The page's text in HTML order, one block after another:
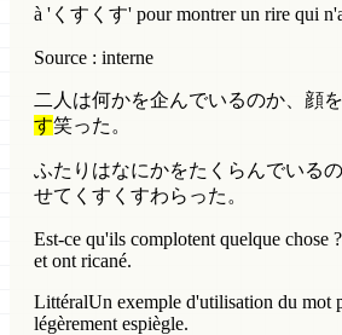
à 'くすくす' pour montrer un rire qui
Source : interne
二人は何かを企んでいるのか、顔
す笑った。
ふたりはなにかをたくらんでいる
せてくすくすわらった。
Est-ce qu'ils complotent quelque chose
et ont ricané.
LittéralUn exemple d'utilisation du mot
légèrement espiègle.